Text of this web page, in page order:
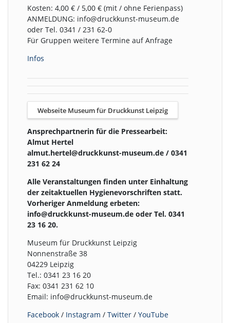
Kosten: 4,00 € / 5,00 € (mit / ohne Ferienpass)
ANMELDUNG: info@druckkunst-museum.de
oder Tel. 0341 / 231 62-0
Für Gruppen weitere Termine auf Anfrage
Infos
Webseite Museum für Druckkunst Leipzig
Ansprechpartnerin für die Pressearbeit:
Almut Hertel
almut.hertel@druckkunst-museum.de / 0341
231 62 24
Alle Veranstaltungen finden unter Einhaltung
der zeitaktuellen Hygienevorschriften statt.
Vorheriger Anmeldung erbeten:
info@druckkunst-museum.de oder Tel. 0341
23 16 20.
Museum für Druckkunst Leipzig
Nonnenstraße 38
04229 Leipzig
Tel.: 0341 23 16 20
Fax: 0341 231 62 10
Email: info@druckkunst-museum.de
Facebook / Instagram /Twitter /YouTube